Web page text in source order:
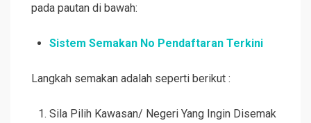
pada pautan di bawah:
Sistem Semakan No Pendaftaran Terkini
Langkah semakan adalah seperti berikut :
Sila Pilih Kawasan/ Negeri Yang Ingin Disemak